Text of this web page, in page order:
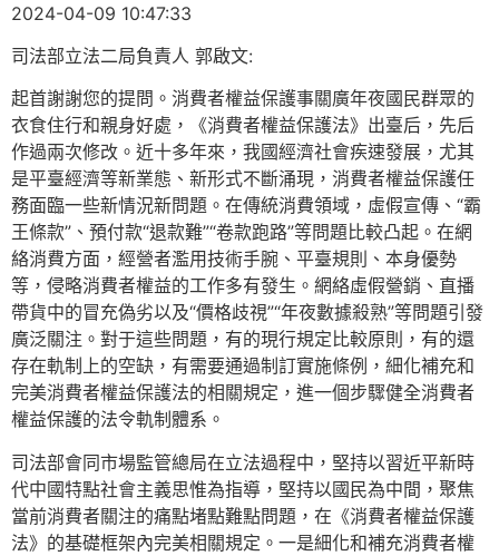
2024-04-09 10:47:33
司法部立法二局負責人 郭啟文:
起首謝謝您的提問。消費者權益保護事關廣年夜國民群眾的
衣食住行和親身好處，《消費者權益保護法》出臺后，先后
作過兩次修改。近十多年來，我國經濟社會疾速發展，尤其
是平臺經濟等新業態、新形式不斷涌現，消費者權益保護任
務面臨一些新情況新問題。在傳統消費領域，虛假宣傳、“霸
王條款”、預付款“退款難”“卷款跑路”等問題比較凸起。在網
絡消費方面，經營者濫用技術手腕、平臺規則、本身優勢
等，侵略消費者權益的工作多有發生。網絡虛假營銷、直播
帶貨中的冒充偽劣以及“價格歧視”“年夜數據殺熟”等問題引發
廣泛關注。對于這些問題，有的現行規定比較原則，有的還
存在軌制上的空缺，有需要通過制訂實施條例，細化補充和
完美消費者權益保護法的相關規定，進一個步驟健全消費者
權益保護的法令軌制體系。
司法部會同市場監管總局在立法過程中，堅持以習近平新時
代中國特點社會主義思惟為指導，堅持以國民為中間，聚焦
當前消費者關注的痛點堵點難點問題，在《消費者權益保護
法》的基礎框架內完美相關規定。一是細化和補充消費者權